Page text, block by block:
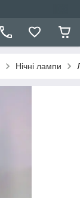
Нічні лампи